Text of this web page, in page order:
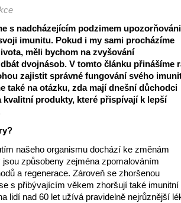
s nadcházejícím podzimem
imunitu. Pokud i my sami procházíme
měli bychom na zvyšování
dvojnásob. V tomto článku přinášíme
zajistit správné fungování svého
také na otázku, zda mají dnešní důchodci
kvalitní produkty, které přispívají k lepší
našeho organismu dochází ke změnám
způsobeny zejména zpomalováním
a regenerace. Zároveň se zhoršenou
s přibývajícím věkem zhoršují také imunitní
lidí nad 60 let užívá pravidelně nejrůznější